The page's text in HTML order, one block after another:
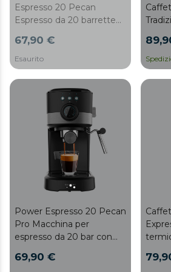
Espresso 20 Pecan
Espresso da 20 barrette
67,90 €
Esaurito
Power Espresso 20 Pecan
Pro Macchina per
espresso da 20 bar con
69,90 €